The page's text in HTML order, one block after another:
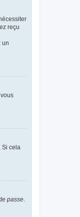
reçu
un
Si cela
passe.